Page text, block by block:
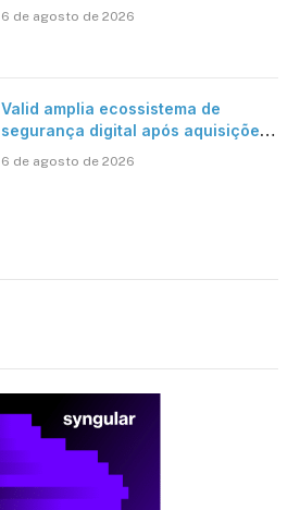
mantém desafio
6 de agosto de 2026
Valid amplia ecossistema de
segurança digital após aquisições
6 de agosto de 2026